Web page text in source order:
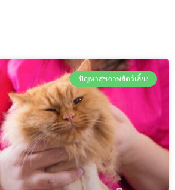
ปัญหาสุขภาพสัตว์เลี้ยง